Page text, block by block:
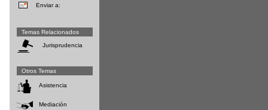
Enviar a:
Temas Relacionados
Jurisprudencia
Otros Temas
Asistencia
Mediación